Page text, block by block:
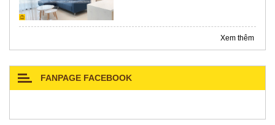
Xem thêm
FANPAGE FACEBOOK